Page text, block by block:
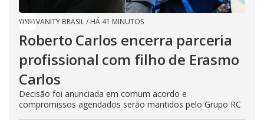
VANITY BRASIL/ HÁ 41 MINUTOS
Roberto Carlos encerra parceria
profissional com filho de Erasmo
Carlos
Decisão foi anunciada em comum acordo e
compromissos agendados serão mantidos pelo Grupo RC